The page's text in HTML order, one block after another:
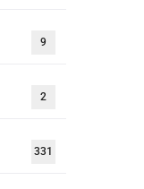
9
2
331